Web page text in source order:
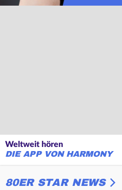
Weltweit hören
DIE APP VON HARMONY
80ER STAR NEWS